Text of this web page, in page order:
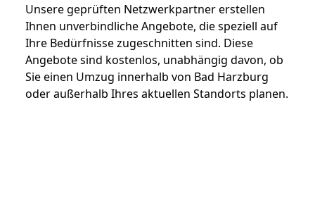
Unsere geprüften Netzwerkpartner erstellen
Ihnen unverbindliche Angebote, die speziell auf
Ihre Bedürfnisse zugeschnitten sind. Diese
Angebote sind kostenlos, unabhängig davon, ob
Sie einen Umzug innerhalb von Bad Harzburg
oder außerhalb Ihres aktuellen Standorts planen.